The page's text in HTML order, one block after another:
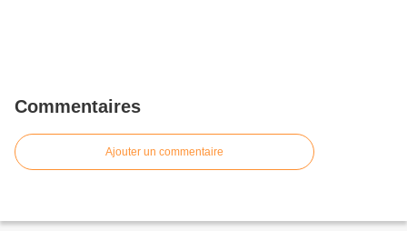
Commentaires
Ajouter un commentaire